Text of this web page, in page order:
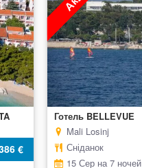
€
Готель BELLEVUE
Mali Losinj
Сніданок
15 Сер на 7 ночей